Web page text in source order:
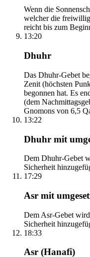
Wenn die
welcher die
reicht bis zum
13:20
Dhuhr
Das Dhuhr-Gebet
Zenit (höchsten
begonnen hat. Es
(dem
Gnomons von 6,5
13:22
Dhuhr mit
Dem Dhuhr-Gebet
Sicherheit
17:29
Asr mit
Dem Asr-Gebet
Sicherheit
18:33
Asr (Hanafi)